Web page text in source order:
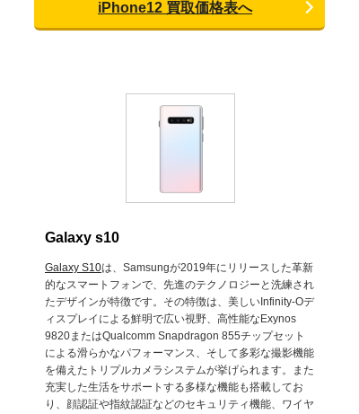
iPhone12 買取価格表へ
Galaxy s10
Galaxy S10は、Samsungが2019年にリリースした革新
的なスマートフォンで、先進のテクノロジーと洗練され
たデザインが特徴です。その特徴は、美しいInfinity-Oデ
ィスプレイによる鮮明で広い視野、高性能なExynos
9820またはQualcomm Snapdragon 855チップセット
による滑らかなパフォーマンス、そして多彩な撮影機能
を備えたトリプルカメラシステムが挙げられます。また
充実した生活をサポートする多様な機能も搭載してお
り、顔認証や指紋認証などのセキュリティ機能、ワイヤ